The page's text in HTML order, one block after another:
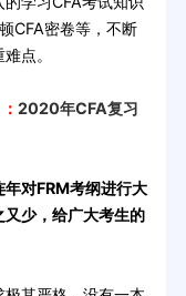
CFA密卷等，不断
点。
2020年CFA复习
对FRM考纲进行大
少，给广大考生的